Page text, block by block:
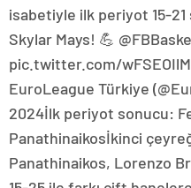
isabetiyle ilk periyot 15-21
Skylar Mays! 💪
pic.twitter.com/
EuroLeague Türkiye
2024İlk periyot sonucu:
Panathinaikosİkinci
Panathinaikos, Lorenzo